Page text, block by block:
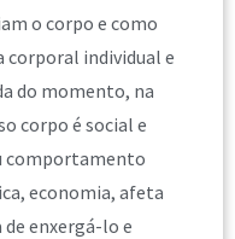
o corpo e como
corporal individual e
do momento, na
corpo é social e
comportamento
economia, afeta
enxergá-lo e